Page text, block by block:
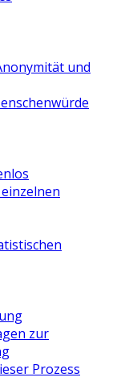
und
zur
Prozess